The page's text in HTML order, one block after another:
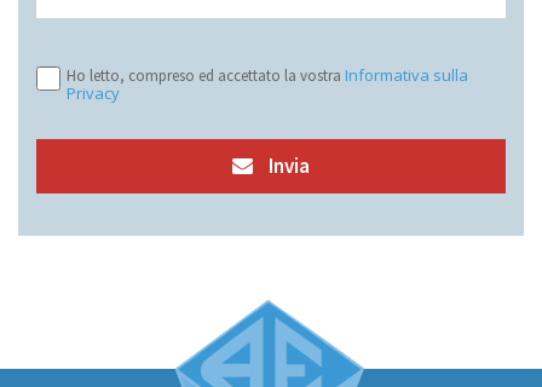
Ho letto, compreso ed accettato la vostra Informativa sulla
Privacy
Invia